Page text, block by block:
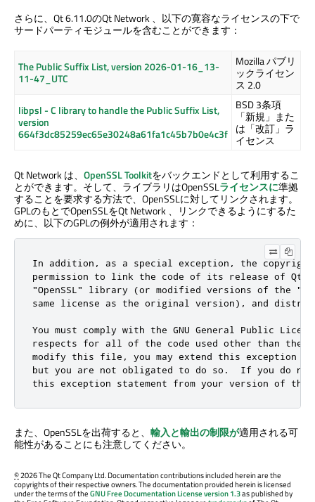
さらに、Qt 6.11.0のQt Network、以下の寛容なライセンスの下で
サードパーティモジュールを含むことができます：
The Public Suffix List, version 2026-01-16_13-
11-47_UTC
Mozilla パブリ
ックライセン
ス 2.0
libpsl - C library to handle the Public Suffix List,
version
664f3dc85259ec65e30248a61fa1c45b7b0e4c3f
BSD 3条項
「新規」また
は「改訂」ラ
イセンス
Qt Networkは、 OpenSSL Toolkitをバックエンドとして利用するこ
とができます。そして、ライブラリはOpenSSLライセンスに準拠
することを要求する方法で、OpenSSLに対してリンクされます。
GPLのもとでOpenSSLをQt Network、リンクできるようにするた
めに、以下のGPLの例外が適用されます：
In addition, as a special exception, the
permission to link the code of its release of Qt
"OpenSSL" library (or modified versions of the
same license as the original version), and
You must comply with the GNU General Public
respects for all of the code used other than the
modify this file, you may extend this exception
but you are not obligated to do so.  If you do
this exception statement from your version of
また、OpenSSLを出荷すると、 輸入と輸出の制限が適用される可
能性があることにも注意してください。
©2026 The Qt Company Ltd. Documentation contributions included herein are the
copyrights of their respective owners. The documentation provided herein is licensed
under the terms of theGNU Free Documentation License version 1.3as published by